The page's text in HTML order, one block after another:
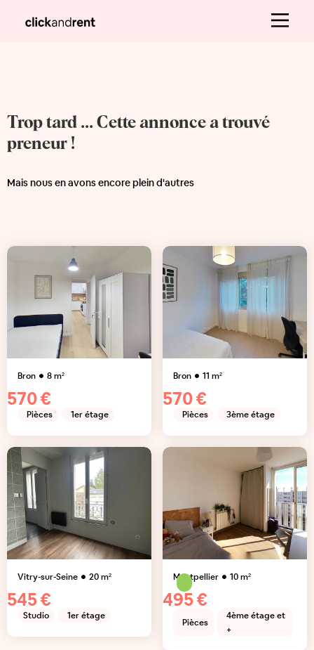
Trop tard ... Cette annonce a trouvé
preneur !
Mais nous en avons encore plein d'autres
Bron 8m²
570 €
Pièces 1er étage
Bron 11 m²
570 €
Pièces 3ème étage
Vitry-sur-Seine 20m²
545 €
Studio 1er étage
Montpellier 10m²
495 €
Pièces
4ème étage et
+